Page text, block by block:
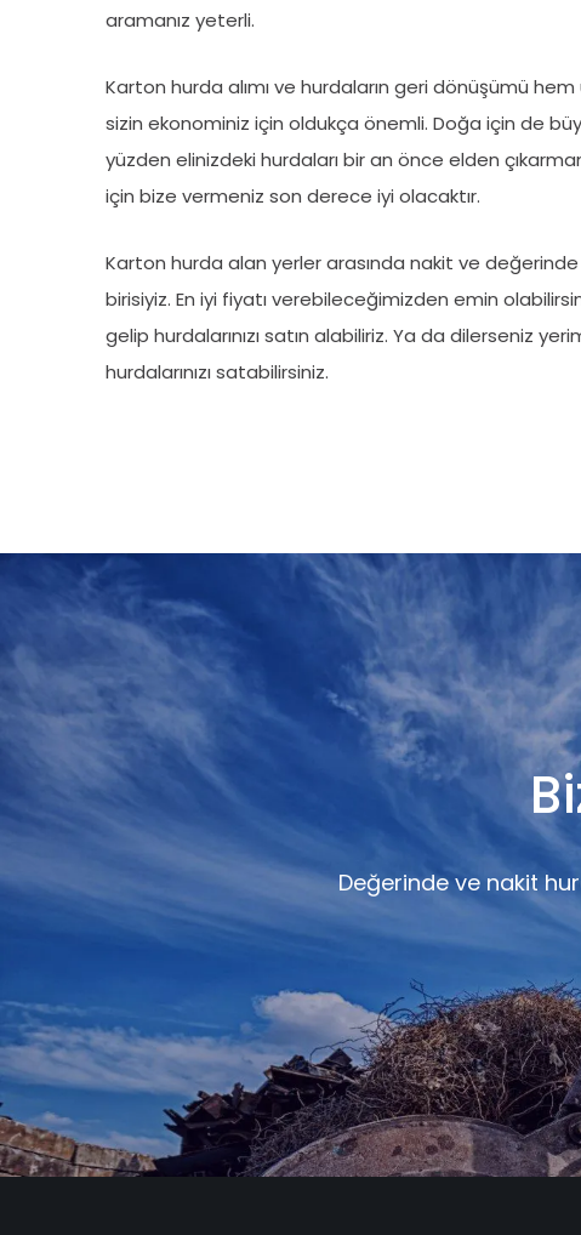
aramanız yeterli.
Karton hurda alımı ve hurdaların geri dönüşümü
sizin ekonominiz için oldukça önemli. Doğa için de
yüzden elinizdeki hurdaları bir an önce elden
için bize vermeniz son derece iyi olacaktır.
Karton hurda alan yerler arasında nakit ve
birisiyiz. En iyi fiyatı verebileceğimizden emin
gelip hurdalarınızı satın alabiliriz. Ya da dilerseniz
hurdalarınızı satabilirsiniz.
Değerinde ve nakit